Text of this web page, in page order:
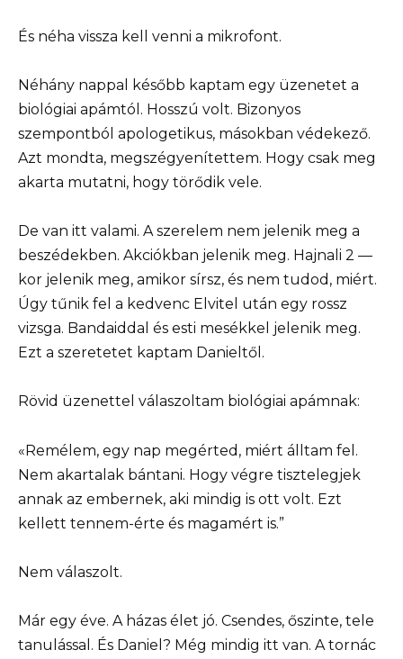
És néha vissza kell venni a mikrofont.
Néhány nappal később kaptam egy üzenetet a
biológiai apámtól. Hosszú volt. Bizonyos
szempontból apologetikus, másokban védekező.
Azt mondta, megszégyenítettem. Hogy csak meg
akarta mutatni, hogy törődik vele.
De van itt valami. A szerelem nem jelenik meg a
beszédekben. Akciókban jelenik meg. Hajnali 2 —
kor jelenik meg, amikor sírsz, és nem tudod, miért.
Úgy tűnik fel a kedvenc Elvitel után egy rossz
vizsga. Bandaiddal és esti mesékkel jelenik meg.
Ezt a szeretetet kaptam Danieltől.
Rövid üzenettel válaszoltam biológiai apámnak:
«Remélem, egy nap megérted, miért álltam fel.
Nem akartalak bántani. Hogy végre tisztelegjek
annak az embernek, aki mindig is ott volt. Ezt
kellett tennem-érte és magamért is.”
Nem válaszolt.
Már egy éve. A házas élet jó. Csendes, őszinte, tele
tanulással. És Daniel? Még mindig itt van. A tornác